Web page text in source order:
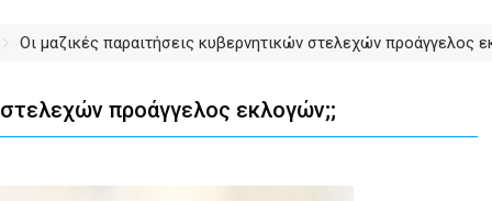
Οι μαζικές παραιτήσεις κυβερνητικών στελεχών προάγγελος
προάγγελος εκλογών;;